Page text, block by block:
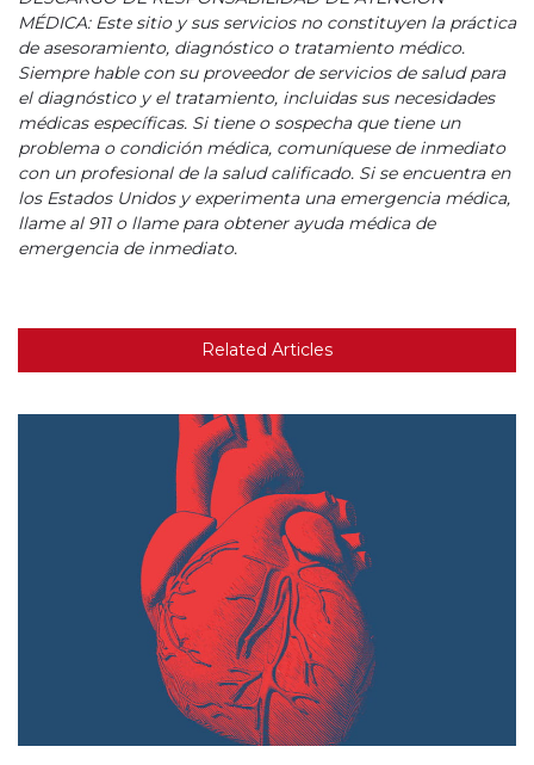
MÉDICA: Este sitio y sus servicios no constituyen la práctica
de asesoramiento, diagnóstico o tratamiento médico.
Siempre hable con su proveedor de servicios de salud para
el diagnóstico y el tratamiento, incluidas sus necesidades
médicas específicas. Si tiene o sospecha que tiene un
problema o condición médica, comuníquese de inmediato
con un profesional de la salud calificado. Si se encuentra en
los Estados Unidos y experimenta una emergencia médica,
llame al 911 o llame para obtener ayuda médica de
emergencia de inmediato.
Related Articles